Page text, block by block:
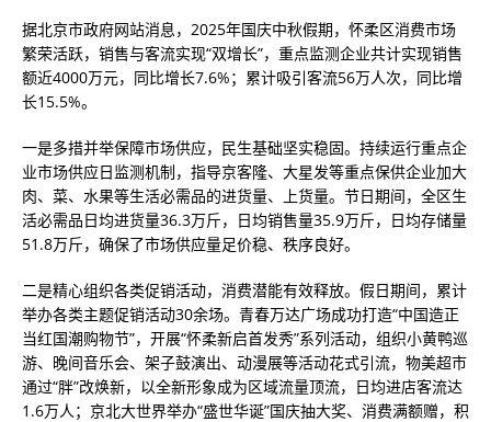
据北京市政府网站消息，2025年国庆中秋假期，怀柔区消费市场
繁荣活跃，销售与客流实现“双增长”，重点监测企业共计实现销售
额近4000万元，同比增长7.6%；累计吸引客流56万人次，同比增
长15.5%。
一是多措并举保障市场供应，民生基础坚实稳固。持续运行重点企
业市场供应日监测机制，指导京客隆、大星发等重点保供企业加大
肉、菜、水果等生活必需品的进货量、上货量。节日期间，全区生
活必需品日均进货量36.3万斤，日均销售量35.9万斤，日均存储量
51.8万斤，确保了市场供应量足价稳、秩序良好。
二是精心组织各类促销活动，消费潜能有效释放。假日期间，累计
举办各类主题促销活动30余场。青春万达广场成功打造“中国造正
当红国潮购物节”，开展“怀柔新启首发秀”系列活动，组织小黄鸭巡
游、晚间音乐会、架子鼓演出、动漫展等活动花式引流，物美超市
通过“胖”改焕新，以全新形象成为区域流量顶流，日均进店客流达
1.6万人；京北大世界举办“盛世华诞”国庆抽大奖、消费满额赠，积